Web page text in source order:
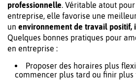
professionnelle. Véritable atout
entreprise, elle favorise une
un environnement de travail
Quelques bonnes pratiques pour
en entreprise :
Proposer des horaires plus
commencer plus tard ou finir plus